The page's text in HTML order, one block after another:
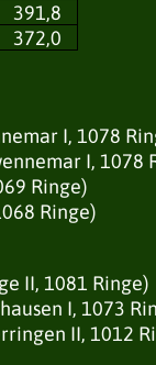
391,8
372,0
I, 1078
I, 1078
Ringe)
Ringe)
II, 1081 Ringe)
I, 1073
II, 1012